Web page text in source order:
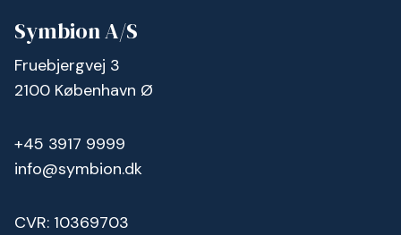
Symbion A/S
Fruebjergvej 3
2100 København Ø
+45 3917 9999
info@symbion.dk
CVR: 10369703